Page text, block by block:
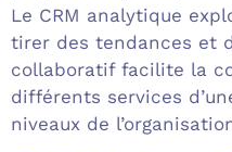
Le CRM analytique
tirer des tendances et
collaboratif facilite la
différents services
niveaux de